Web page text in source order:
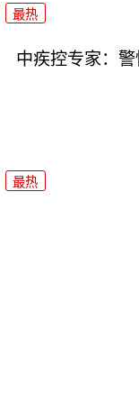
最热
中疾控专家：
最热